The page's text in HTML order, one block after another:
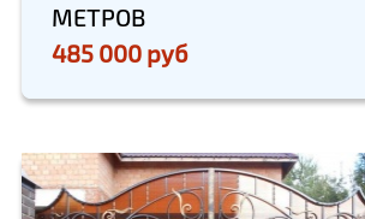
МЕТРОВ
485 000 руб